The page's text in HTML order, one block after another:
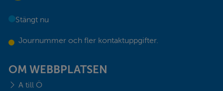
Stängt nu
Journummer och fler kontaktuppgifter.
OM WEBBPLATSEN
A till Ö